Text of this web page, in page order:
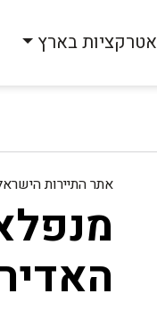
אטרקציות בארץ
אתר התיירות